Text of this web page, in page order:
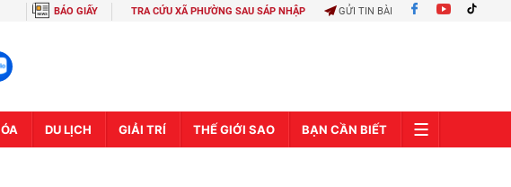
BÁO GIẤY TRA CỨU XÃ PHƯỜNG SAU SÁP NHẬP GỬI TIN BÀI
DU LỊCH GIẢI TRÍ THẾ GIỚI SAO BẠN CẦN BIẾT